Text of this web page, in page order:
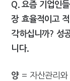
Q. 요즘 기업인
장 효율적이고
각하십니까? 성
니다.
양= 자산관리와